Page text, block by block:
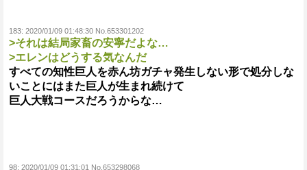
183: 2020/01/09 01:48:30 No.653301202
>それは結局家畜の安寧だよな…
>エレンはどうする気なんだ
すべての知性巨人を赤ん坊ガチャ発生しない形で処分しな
いことにはまた巨人が生まれ続けて
巨人大戦コースだろうからな…
98: 2020/01/09 01:31:01 No.653298068